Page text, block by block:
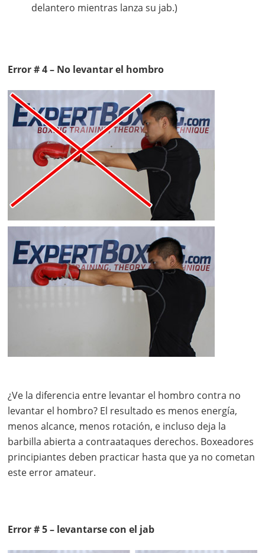
delantero mientras lanza su jab.)
Error # 4 – No levantar el hombro
¿Ve la diferencia entre levantar el hombro contra no
levantar el hombro? El resultado es menos energía,
menos alcance, menos rotación, e incluso deja la
barbilla abierta a contraataques derechos. Boxeadores
principiantes deben practicar hasta que ya no cometan
este error amateur.
Error # 5 – levantarse con el jab